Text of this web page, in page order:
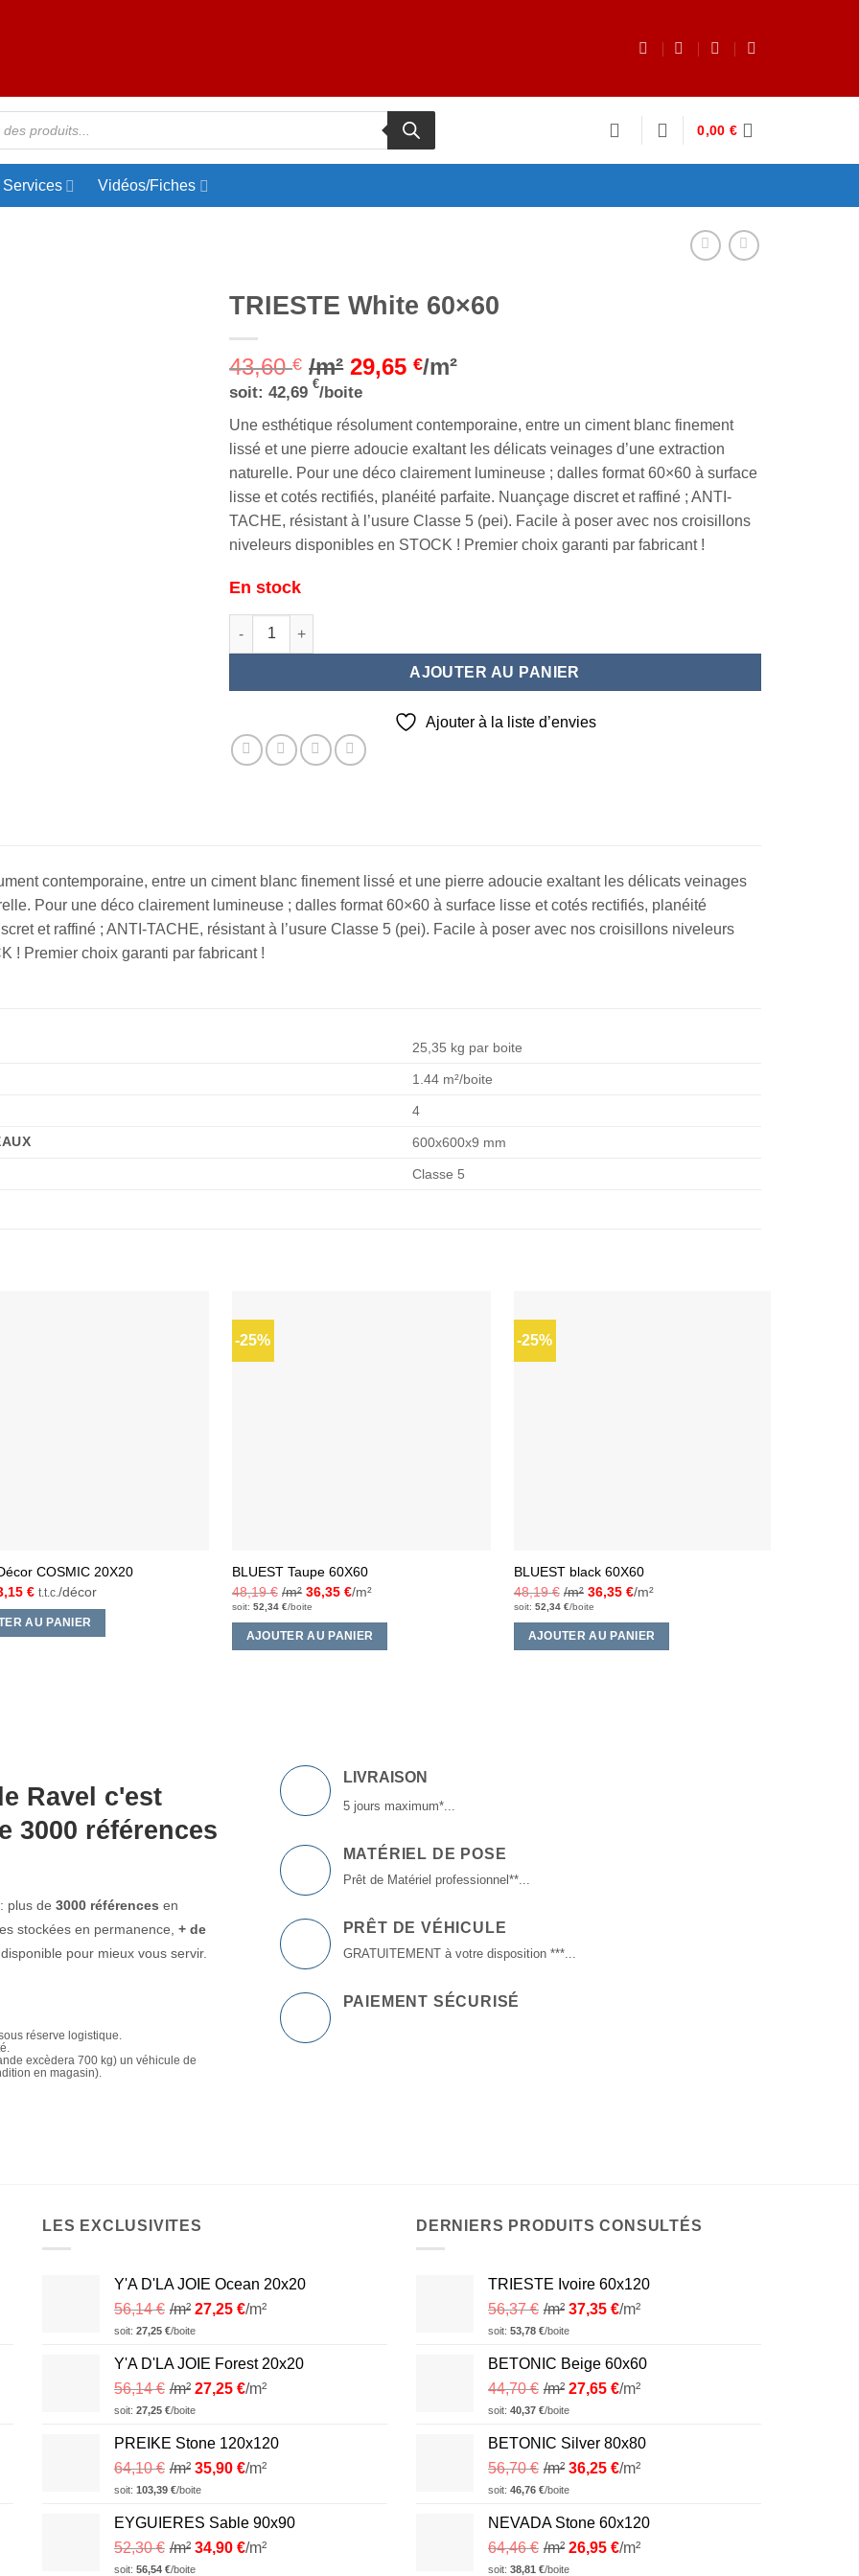
0,00 €
Services Vidéos/Fiches
TRIESTE White 60×60
43,60€ /m² 29,65€/m²
soit: 42,69 €/boite
Une esthétique résolument contemporaine, entre un ciment blanc finement
lissé et une pierre adoucie exaltant les délicats veinages d’une extraction
naturelle. Pour une déco clairement lumineuse ; dalles format 60×60 à surface
lisse et cotés rectifiés, planéité parfaite. Nuançage discret et raffiné ; ANTI-
TACHE, résistant à l’usure Classe 5 (pei). Facile à poser avec nos croisillons
niveleurs disponibles en STOCK ! Premier choix garanti par fabricant !
En stock
quantité de TRIESTE White 60x60
AJOUTER AU PANIER
Ajouter à la liste d’envies
contemporaine, entre un ciment blanc finement lissé et une pierre adoucie exaltant les délicats veinages
Pour une déco clairement lumineuse ; dalles format 60×60 à surface lisse et cotés rectifiés, planéité
et raffiné ; ANTI-TACHE, résistant à l’usure Classe 5 (pei). Facile à poser avec nos croisillons niveleurs
! Premier choix garanti par fabricant !
25,35 kg par boite
1.44 m²/boite
4
600x600x9 mm
Classe 5
COSMIC 20X20
:
€Le
actuel
est :
t.t.c./décor
AU PANIER
-25%
BLUEST Taupe 60X60
48,19€ /m² 36,35€/m²
soit: 52,34 €/boite
AJOUTER AU PANIER
-25%
BLUEST black 60X60
48,19€ /m² 36,35€/m²
soit: 52,34 €/boite
AJOUTER AU PANIER
Ravel c'est
3000 références
plus de3000 références en
stockées en permanence,+ de
pour mieux vous servir.
réserve logistique.
excèdera 700 kg) un véhicule de
en magasin).
LIVRAISON
5 jours maximum*...
MATÉRIEL DE POSE
Prêt de Matériel professionnel**...
PRÊT DE VÉHICULE
GRATUITEMENT à votre disposition ***...
PAIEMENT SÉCURISÉ
LES EXCLUSIVITES
Y'A D'LA JOIE Ocean 20x20
56,14€ /m² 27,25 €/m²
soit: 27,25 €/boite
Y'A D'LA JOIE Forest 20x20
56,14€ /m² 27,25 €/m²
soit: 27,25 €/boite
PREIKE Stone 120x120
64,10€ /m² 35,90 €/m²
soit: 103,39 €/boite
EYGUIERES Sable 90x90
52,30€ /m² 34,90 €/m²
soit: 56,54 €/boite
DERNIERS PRODUITS CONSULTÉS
TRIESTE Ivoire 60x120
56,37€ /m² 37,35 €/m²
soit: 53,78 €/boite
BETONIC Beige 60x60
44,70€ /m² 27,65 €/m²
soit: 40,37 €/boite
BETONIC Silver 80x80
56,70€ /m² 36,25 €/m²
soit: 46,76 €/boite
NEVADA Stone 60x120
64,46€ /m² 26,95 €/m²
soit: 38,81 €/boite